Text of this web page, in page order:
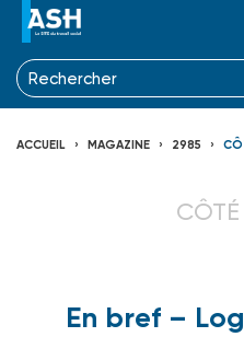
ACCUEIL MAGAZINE 2985
En bref –